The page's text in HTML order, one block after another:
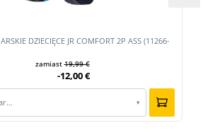
DZIECIĘCE JR COMFORT 2P ASS (11266-
zamiast19,99 €
-12,00 €
▾